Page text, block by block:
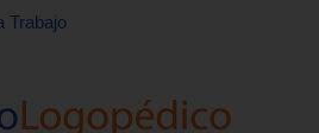
Trabajo